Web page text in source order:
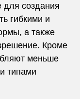
для создания
гибкими и
а также
Кроме
меньше
типами